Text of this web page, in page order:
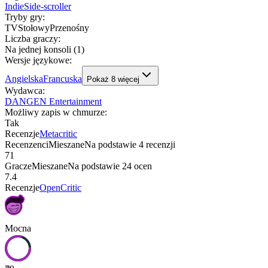
IndieSide-scroller
Tryby gry:
TVStołowyPrzenośny
Liczba graczy:
Na jednej konsoli (1)
Wersje językowe:
AngielskaFrancuska Pokaż 8 więcej
Wydawca:
DANGEN Entertainment
Możliwy zapis w chmurze:
Tak
RecenzjeMetacritic
RecenzenciMieszaneNa podstawie 4 recenzji
71
GraczeMieszaneNa podstawie 24 ocen
7.4
RecenzjeOpenCritic
Mocna